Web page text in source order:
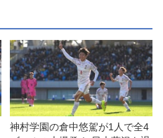
神村学園の倉中悠駕が1人で全4